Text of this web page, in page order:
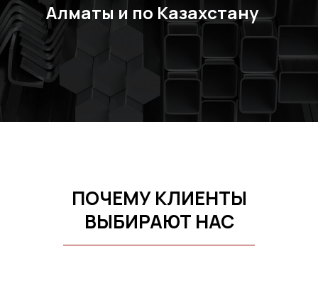
Алматы и по Казахстану
ПОЧЕМУ КЛИЕНТЫ
ВЫБИРАЮТ НАС